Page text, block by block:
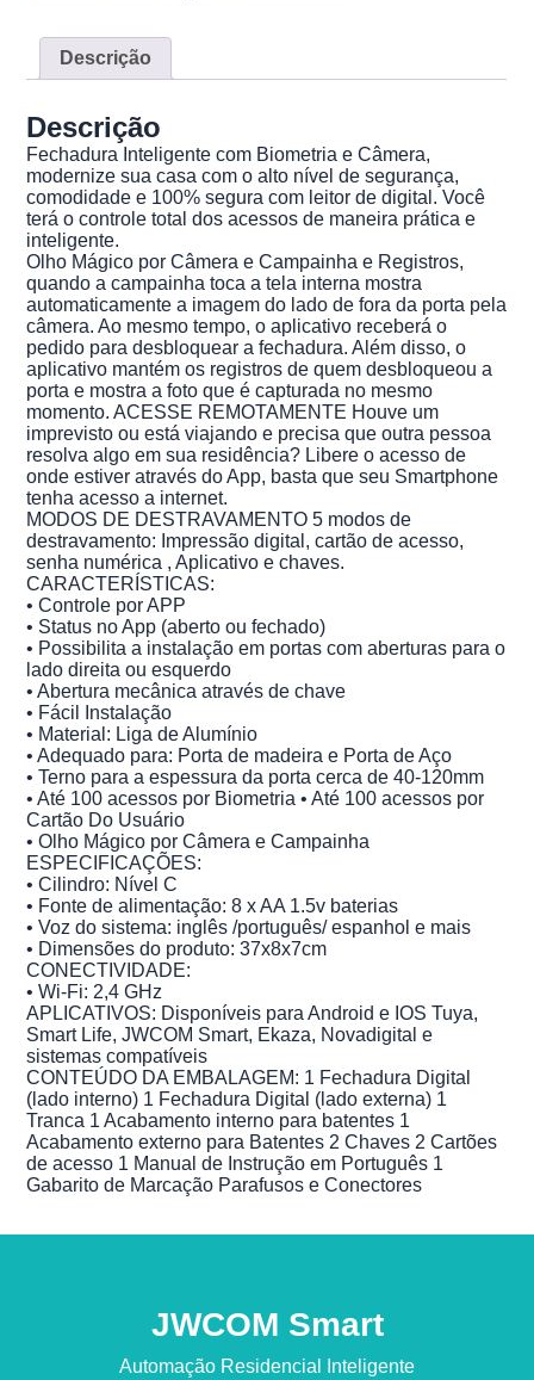
Descrição
Descrição
Fechadura Inteligente com Biometria e Câmera,
modernize sua casa com o alto nível de segurança,
comodidade e 100% segura com leitor de digital. Você
terá o controle total dos acessos de maneira prática e
inteligente.
Olho Mágico por Câmera e Campainha e Registros,
quando a campainha toca a tela interna mostra
automaticamente a imagem do lado de fora da porta pela
câmera. Ao mesmo tempo, o aplicativo receberá o
pedido para desbloquear a fechadura. Além disso, o
aplicativo mantém os registros de quem desbloqueou a
porta e mostra a foto que é capturada no mesmo
momento. ACESSE REMOTAMENTE Houve um
imprevisto ou está viajando e precisa que outra pessoa
resolva algo em sua residência? Libere o acesso de
onde estiver através do App, basta que seu Smartphone
tenha acesso a internet.
MODOS DE DESTRAVAMENTO 5 modos de
destravamento: Impressão digital, cartão de acesso,
senha numérica , Aplicativo e chaves.
CARACTERÍSTICAS:
• Controle por APP
• Status no App (aberto ou fechado)
• Possibilita a instalação em portas com aberturas para o
lado direita ou esquerdo
• Abertura mecânica através de chave
• Fácil Instalação
• Material: Liga de Alumínio
• Adequado para: Porta de madeira e Porta de Aço
• Terno para a espessura da porta cerca de 40-120mm
• Até 100 acessos por Biometria • Até 100 acessos por
Cartão Do Usuário
• Olho Mágico por Câmera e Campainha
ESPECIFICAÇÕES:
• Cilindro: Nível C
• Fonte de alimentação: 8 x AA 1.5v baterias
• Voz do sistema: inglês /português/ espanhol e mais
• Dimensões do produto: 37x8x7cm
CONECTIVIDADE:
• Wi-Fi: 2,4 GHz
APLICATIVOS: Disponíveis para Android e IOS Tuya,
Smart Life, JWCOM Smart, Ekaza, Novadigital e
sistemas compatíveis
CONTEÚDO DA EMBALAGEM: 1 Fechadura Digital
(lado interno) 1 Fechadura Digital (lado externa) 1
Tranca 1 Acabamento interno para batentes 1
Acabamento externo para Batentes 2 Chaves 2 Cartões
de acesso 1 Manual de Instrução em Português 1
Gabarito de Marcação Parafusos e Conectores
JWCOM Smart
Automação Residencial Inteligente